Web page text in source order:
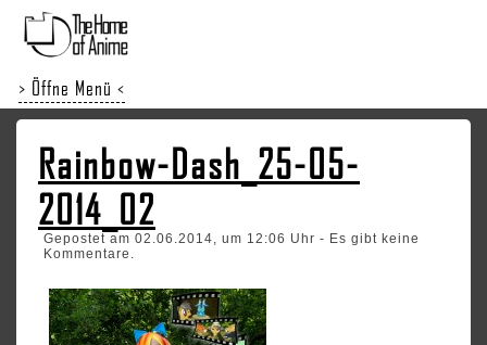
> Öffne Menü <
Rainbow-Dash_25-05-
2014_02
Gepostet am 02.06.2014, um 12:06 Uhr - Es gibt keine
Kommentare.